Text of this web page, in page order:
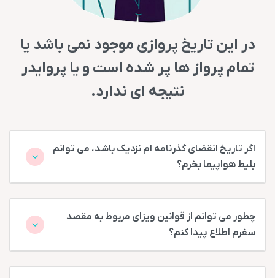
در این تاریخ پروازی موجود نمی باشد یا
تمام پرواز ها پر شده است و یا پروایدر
نتیجه ای ندارد.
اگر تاریخ انقضای گذرنامه ام نزدیک باشد، می توانم
بلیط هواپیما بخرم؟
چطور می توانم از قوانین ویزای مربوط به مقصد
سفرم اطلاع پیدا کنم؟